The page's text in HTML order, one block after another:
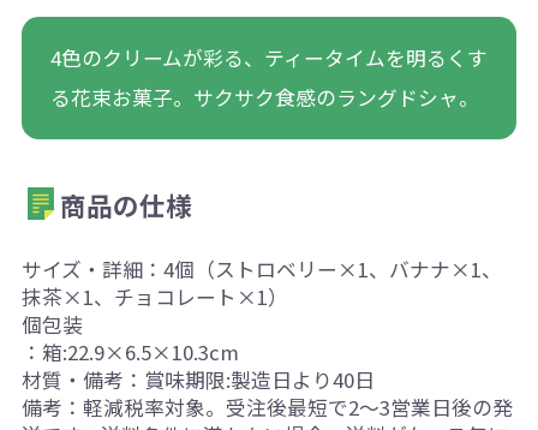
4色のクリームが彩る、ティータイムを明るくす
る花束お菓子。サクサク食感のラングドシャ。
商品の仕様
サイズ・詳細：4個（ストロベリー×1、バナナ×1、
抹茶×1、チョコレート×1）
個包装
：箱:22.9×6.5×10.3cm
材質・備考：賞味期限:製造日より40日
備考：軽減税率対象。受注後最短で2～3営業日後の発